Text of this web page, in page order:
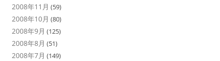
2008年11月 (59)
2008年10月 (80)
2008年9月 (125)
2008年8月 (51)
2008年7月 (149)